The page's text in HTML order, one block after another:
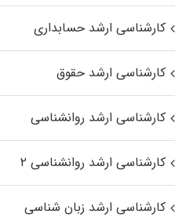
کارشناسی ارشد حسابداری
کارشناسی ارشد حقوق
کارشناسی ارشد روانشناسی
کارشناسی ارشد روانشناسی ۲
کارشناسی ارشد زبان شناسی